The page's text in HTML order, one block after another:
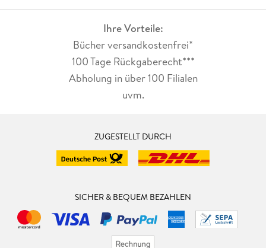
Ihre Vorteile:
Bücher versandkostenfrei*
100 Tage Rückgaberecht***
Abholung in über 100 Filialen
uvm.
ZUGESTELLT DURCH
SICHER & BEQUEM BEZAHLEN